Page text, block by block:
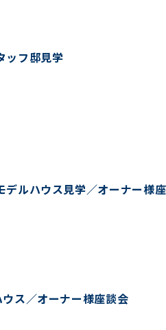
ッフ邸見学
デルハウス見学／オーナー様
ス／オーナー様座談会